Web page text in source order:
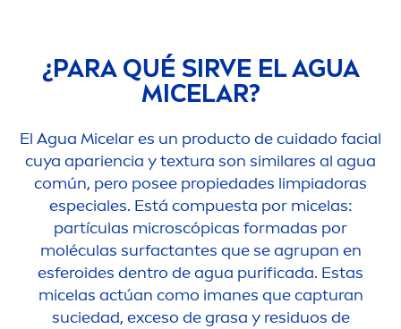
¿PARA QUÉ SIRVE EL AGUA
MICELAR?
El Agua Micelar es un producto de cuidado facial
cuya apariencia y textura son similares al agua
común, pero posee propiedades limpiadoras
especiales. Está compuesta por micelas:
partículas microscópicas formadas por
moléculas surfactantes que se agrupan en
esferoides dentro de agua purificada. Estas
micelas actúan como imanes que capturan
suciedad, exceso de grasa y residuos de